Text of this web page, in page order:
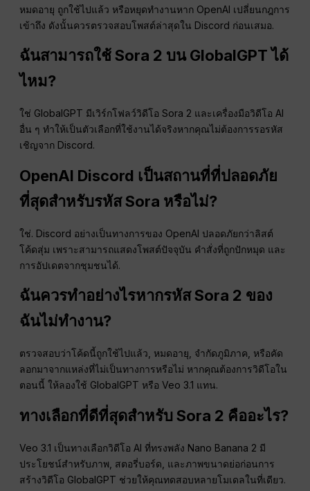
หมดอายุ ถูกใช้ไปแล้ว หรือหยุดทำงานหาก OpenAI เปลี่ยนกฎการ
เข้าถึง ดังนั้นควรตรวจสอบโพสต์ล่าสุดใน Discord ก่อนเสมอ.
ฉันสามารถใช้ Sora 2 บน GlobalGPT ได้
ไหม?
ใช่ GlobalGPT มีเวิร์กโฟลว์วิดีโอ Sora 2 และเครื่องมือวิดีโอ AI
อื่น ๆ ทำให้เป็นตัวเลือกที่ใช้งานได้จริงหากคุณไม่ต้องการรอรหัส
เชิญจาก Discord.
OpenAI Discord เป็นสถานที่ที่ปลอดภัย
ที่สุดสำหรับรหัส Sora หรือไม่?
ใช่. Discord อย่างเป็นทางการของ OpenAI ปลอดภัยกว่าลิสต์
โค้ดสุ่ม เพราะสามารถแสดงโพสต์ปัจจุบัน คำสั่งที่ถูกปักหมุด และ
การอัปเดตจากชุมชนได้.
ฉันควรทำอย่างไรหากรหัส Sora 2 ของ
ฉันไม่ทำงาน?
ตรวจสอบว่าโค้ดนี้ถูกใช้ไปแล้ว, หมดอายุ, จำกัดภูมิภาค, หรือคัด
ลอกมาจากแหล่งที่ไม่เป็นทางการหรือไม่ หากคุณต้องการวิดีโอใน
ตอนนี้ ให้ลองใช้ GlobalGPT หรือ Veo 3.1 แทน.
ทางเลือกที่ดีที่สุดสำหรับ Sora 2 คืออะไร?
Veo 3.1 เป็นทางเลือกวิดีโอ AI ที่ทรงพลัง Nano Banana 2 มี
ประโยชน์สำหรับภาพ, สตอรี่บอร์ด, และภาพขนาดย่อก่อนการ
สร้างวิดีโอ GlobalGPT ช่วยให้คุณทดสอบหลายโมเดลในที่เดียว.